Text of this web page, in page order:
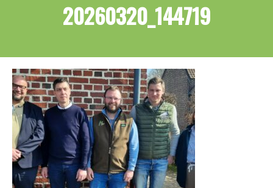
20260320_144719